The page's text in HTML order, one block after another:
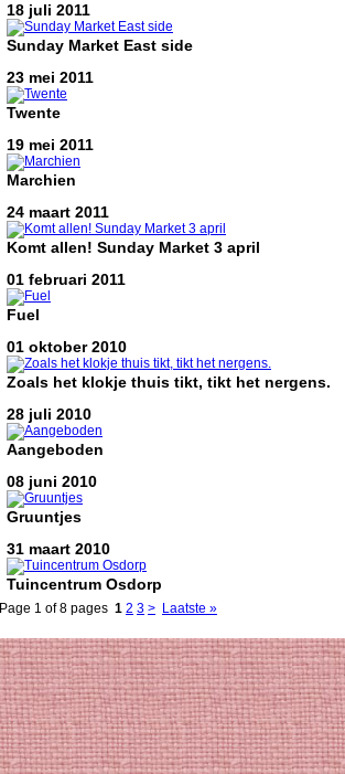
18 juli 2011
Sunday Market East side
23 mei 2011
Twente
19 mei 2011
Marchien
24 maart 2011
Komt allen! Sunday Market 3 april
01 februari 2011
Fuel
01 oktober 2010
Zoals het klokje thuis tikt, tikt het nergens.
28 juli 2010
Aangeboden
08 juni 2010
Gruuntjes
31 maart 2010
Tuincentrum Osdorp
Page 1 of 8 pages 1 2 3 > Laatste »